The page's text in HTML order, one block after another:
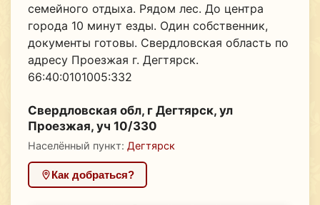
семейного отдыха. Рядом лес. До центра
города 10 минут езды. Один собственник,
документы готовы. Свердловская область по
адресу Проезжая г. Дегтярск.
66:40:0101005:332
Свердловская обл, г Дегтярск, ул
Проезжая, уч 10/330
Населённый пункт: Дегтярск
Как добраться?